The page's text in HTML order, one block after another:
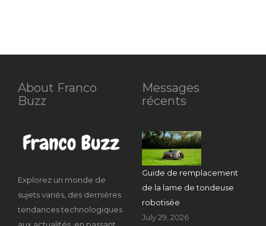
About Franco
Buzz
Explorez un monde de
sujets variés, des dernières
tendances technologiques
Messages
récents
Guide de remplacement
de la lame de tondeuse
robotisée
July 29, 2026